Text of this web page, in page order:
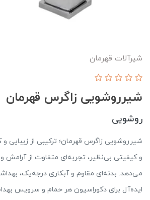
شيرآلات قهرمان
شیرروشویی زاگرس قهرمان
روشویی
شیرروشویی زاگرس قهرمان؛ ترکیبی از زیبایی و
و کیفیتی بی‌نظیر، تجربه‌ای متفاوت از آرامش
می‌دهد. بدنه‌ای مقاوم و آبکاری درجه‌یک،
ایده‌آل برای دکوراسیون هر حمام و سرویس